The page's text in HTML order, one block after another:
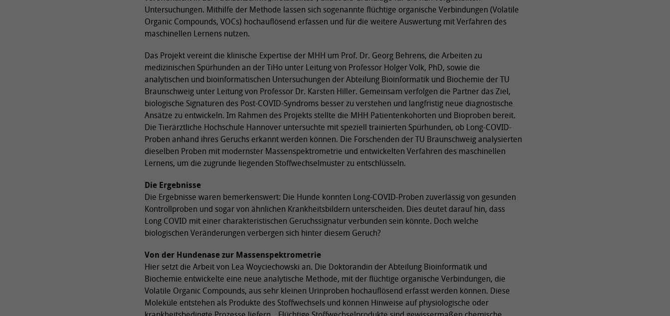
Untersuchungen. Mithilfe der Methode lassen sich sogenannte flüchtige organische Verbindungen (Volatile
Organic Compounds, VOCs) hochauflösend erfassen und für die weitere Auswertung mit Verfahren des
maschinellen Lernens nutzen.
Das Projekt vereint die klinische Expertise der MHH um Prof. Dr. Georg Behrens, die Arbeiten zu
medizinischen Spürhunden an der TiHo unter Leitung von Professor Holger Volk, PhD, sowie die
analytischen und bioinformatischen Untersuchungen der Abteilung Bioinformatik und Biochemie der TU
Braunschweig unter Leitung von Professor Dr. Karsten Hiller. Gemeinsam verfolgen die Partner das Ziel,
biologische Signaturen des Post-COVID-Syndroms besser zu verstehen und langfristig neue diagnostische
Ansätze zu entwickeln. Im Rahmen des Projekts stellte die MHH Patientenkohorten und Bioproben bereit.
Die Tierärztliche Hochschule Hannover untersuchte mit speziell trainierten Spürhunden, ob Long-COVID-
Proben anhand ihres Geruchs erkannt werden können. Die Forschenden der TU Braunschweig analysierten
dieselben Proben mit modernster Massenspektrometrie und entwickelten Verfahren des maschinellen
Lernens, um die zugrunde liegenden Stoffwechselmuster zu entschlüsseln.
Die Ergebnisse
Die Ergebnisse waren bemerkenswert: Die Hunde konnten Long-COVID-Proben zuverlässig von gesunden
Kontrollproben und sogar von ähnlichen Krankheitsbildern unterscheiden. Dies deutet darauf hin, dass
Long COVID mit einer charakteristischen Geruchssignatur verbunden sein könnte. Doch welche
biologischen Veränderungen verbergen sich hinter diesem Geruch?
Von der Hundenase zur Massenspektrometrie
Hier setzt die Arbeit von Lea Woyciechowski an. Die Doktorandin der Abteilung Bioinformatik und
Biochemie entwickelte eine neue analytische Methode, mit der flüchtige organische Verbindungen, die
Volatile Organic Compounds, aus sehr kleinen Urinproben hochauflösend erfasst werden können. Diese
Moleküle entstehen als Produkte des Stoffwechsels und können Hinweise auf physiologische oder